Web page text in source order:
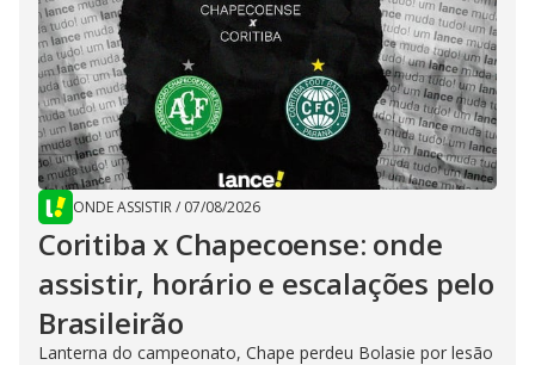
ONDE ASSISTIR/ 07/08/2026
Coritiba x Chapecoense: onde
assistir, horário e escalações pelo
Brasileirão
Lanterna do campeonato, Chape perdeu Bolasie por lesão